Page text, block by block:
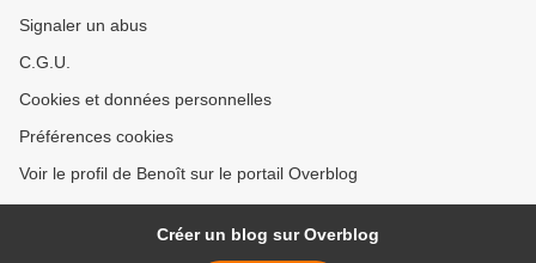
Signaler un abus
C.G.U.
Cookies et données personnelles
Préférences cookies
Voir le profil de Benoît sur le portail Overblog
Créer un blog sur Overblog